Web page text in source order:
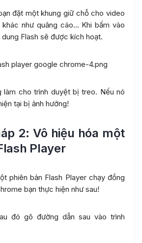
đặt một khung giữ chỗ cho video
khác như quảng cáo… Khi bấm vào
Flash sẽ được kích hoạt.
làm cho trình duyệt bị treo. Nếu nó
tại bị ảnh hưởng!
2: Vô hiệu hóa một
Player
phiên bản Flash Player chạy đồng
bạn thực hiện như sau!
đó gõ đường dẫn sau vào trình